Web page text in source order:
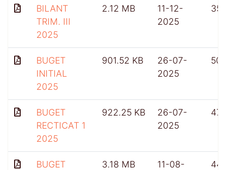
BILANT
TRIM. III
2025
2.12 MB
11-12-
2025
BUGET
INITIAL
2025
901.52 KB
26-07-
2025
501
BUGET
RECTICAT 1
2025
922.25 KB
26-07-
2025
BUGET
3.18 MB
11-08-